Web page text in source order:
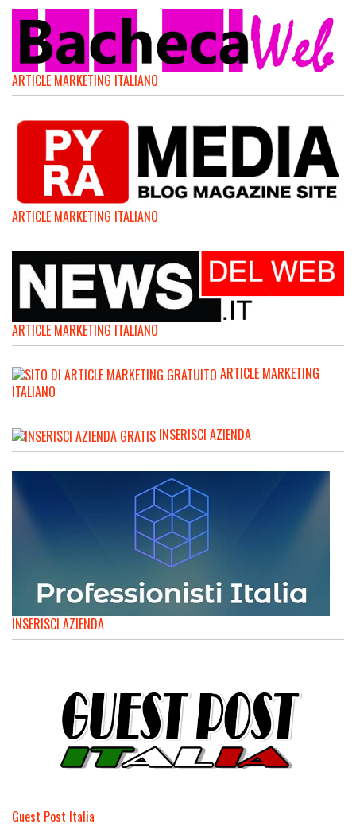
ARTICLE MARKETING ITALIANO
ARTICLE MARKETING ITALIANO
ARTICLE MARKETING ITALIANO
ARTICLE MARKETING
ITALIANO
INSERISCI AZIENDA
INSERISCI AZIENDA
Guest Post Italia